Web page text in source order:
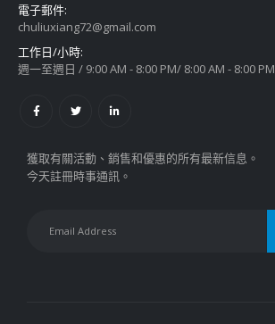
電子郵件:
chuliuxiang72@gmail.com
工作日/小時:
週一至週日 / 9:00 AM - 8:00 PM/ 8:00 AM - 8:00 PM
獲取有關活動、銷售和優惠的所有最新信息。
今天註冊時事通訊。